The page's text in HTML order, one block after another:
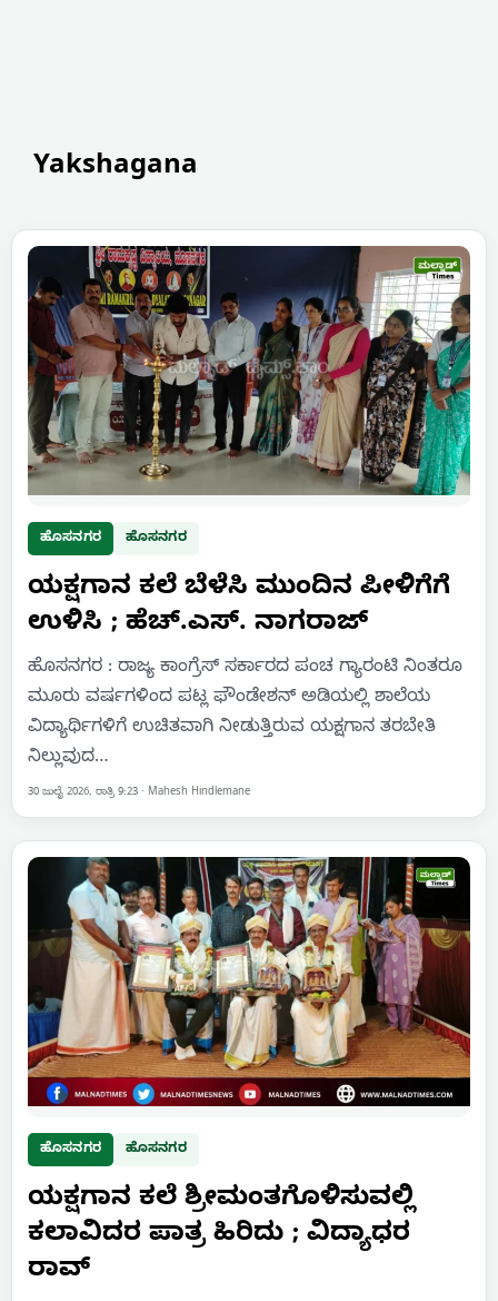
Yakshagana
ಹೊಸನಗರ ಹೊಸನಗರ
ಯಕ್ಷಗಾನ ಕಲೆ ಬೆಳೆಸಿ ಮುಂದಿನ ಪೀಳಿಗೆಗೆ
ಉಳಿಸಿ ; ಹೆಚ್.ಎಸ್. ನಾಗರಾಜ್
ಹೊಸನಗರ : ರಾಜ್ಯ ಕಾಂಗ್ರೆಸ್ ಸರ್ಕಾರದ ಪಂಚ ಗ್ಯಾರಂಟಿ ನಿಂತರೂ
ಮೂರು ವರ್ಷಗಳಿಂದ ಪಟ್ಲ ಫೌಂಡೇಶನ್ ಅಡಿಯಲ್ಲಿ ಶಾಲೆಯ
ವಿದ್ಯಾರ್ಥಿಗಳಿಗೆ ಉಚಿತವಾಗಿ ನೀಡುತ್ತಿರುವ ಯಕ್ಷಗಾನ ತರಬೇತಿ
ನಿಲ್ಲುವುದ…
30 ಜುಲೈ 2026, ರಾತ್ರಿ 9:23 · Mahesh Hindlemane
ಹೊಸನಗರ ಹೊಸನಗರ
ಯಕ್ಷಗಾನ ಕಲೆ ಶ್ರೀಮಂತಗೊಳಿಸುವಲ್ಲಿ
ಕಲಾವಿದರ ಪಾತ್ರ ಹಿರಿದು ; ವಿದ್ಯಾಧರ
ರಾವ್